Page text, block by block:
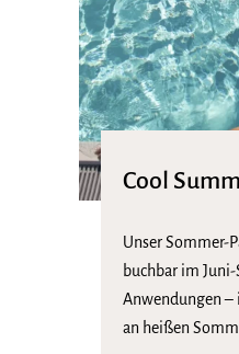
Cool
Unser Sommer-
buchbar im
Anwendungen –
an heißen